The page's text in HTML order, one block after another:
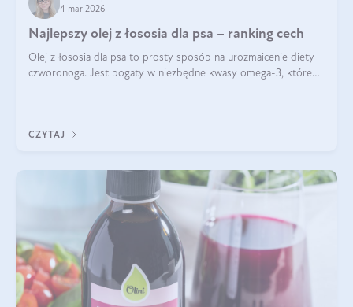
4 mar 2026
Najlepszy olej z łososia dla psa – ranking cech
Olej z łososia dla psa to prosty sposób na urozmaicenie diety
czworonoga. Jest bogaty w niezbędne kwasy omega-3, które
CZYTAJ